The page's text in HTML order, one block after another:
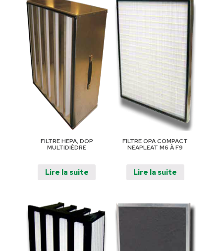
FILTRE HEPA, DOP
MULTIDIÈDRE
Lire la suite
FILTRE OPA COMPACT
NEAPLEAT M6 À F9
Lire la suite